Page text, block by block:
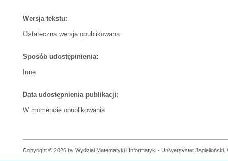
Wersja tekstu:
Ostateczna wersja opublikowana
Sposób udostępinienia:
Inne
Data udostępnienia publikacji:
W momencie opublikowania
Copyright © 2026 by Wydział Matematyki i Informatyki - Uniwersystet